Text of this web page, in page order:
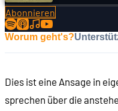
Abonnieren
Worum geht's?
Dies ist eine Ansage in
sprechen über die